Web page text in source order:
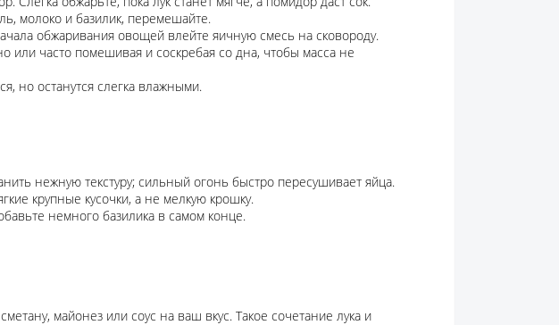
молоко и базилик, перемешайте.
обжаривания овощей влейте яичную смесь на сковороду.
или часто помешивая и соскребая со дна, чтобы масса не
но останутся слегка влажными.
нежную текстуру; сильный огонь быстро пересушивает яйца.
крупные кусочки, а не мелкую крошку.
немного базилика в самом конце.
майонез или соус на ваш вкус. Такое сочетание лука и